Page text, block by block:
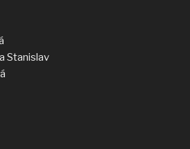
Stanislav